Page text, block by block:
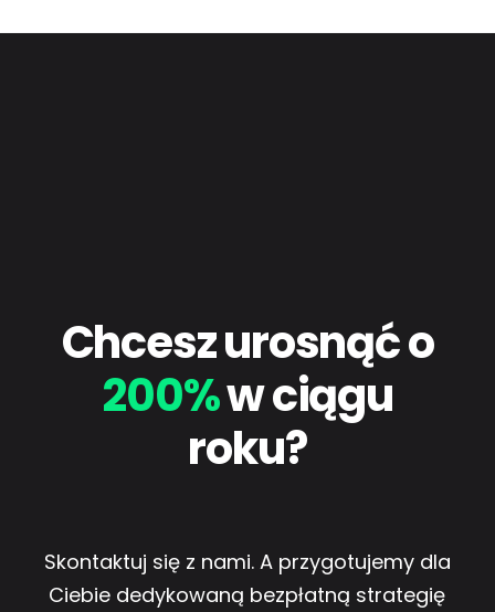
Chcesz urosnąć o
200%w ciągu
roku?
Skontaktuj się z nami. A przygotujemy dla
Ciebie dedykowaną bezpłatną strategię